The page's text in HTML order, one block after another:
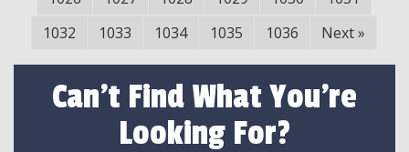
1032
1033 1034 1035 1036 Next»
Can't Find What You're
Looking For?